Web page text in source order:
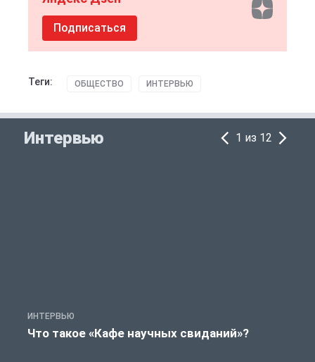
Подписаться
Теги: ОБЩЕСТВО ИНТЕРВЬЮ
Интервью 1 из 12
ИНТЕРВЬЮ
Что такое «Кафе научных свиданий»?